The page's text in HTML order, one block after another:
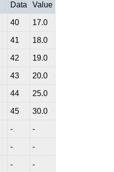
Data Value
40 17.0
41 18.0
42 19.0
43 20.0
44 25.0
45 30.0
- -
- -
- -